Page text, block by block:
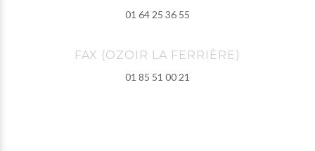
01 64 25 36 55
FAX (OZOIR LA FERRIÈRE)
01 85 51 00 21